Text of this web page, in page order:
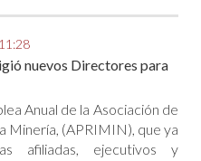
nuevos Directores para
Anual de la Asociación de
Minería, (APRIMIN), que ya
afiliadas, ejecutivos y